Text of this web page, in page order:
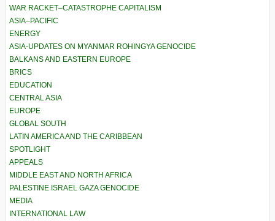
WAR RACKET–CATASTROPHE CAPITALISM
ASIA–PACIFIC
ENERGY
ASIA-UPDATES ON MYANMAR ROHINGYA GENOCIDE
BALKANS AND EASTERN EUROPE
BRICS
EDUCATION
CENTRAL ASIA
EUROPE
GLOBAL SOUTH
LATIN AMERICA AND THE CARIBBEAN
SPOTLIGHT
APPEALS
MIDDLE EAST AND NORTH AFRICA
PALESTINE ISRAEL GAZA GENOCIDE
MEDIA
INTERNATIONAL LAW